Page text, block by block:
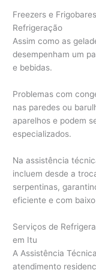
Freezers e
Refrigeração
Assim como as
desempenham um
e bebidas.
Problemas com
nas paredes ou
aparelhos e podem
especializados.
Na assistência
incluem desde a
serpentinas,
eficiente e com
Serviços de
em Itu
A Assistência
atendimento